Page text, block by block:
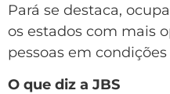
Pará se destaca,
os estados com mais
pessoas em
O que diz a JBS